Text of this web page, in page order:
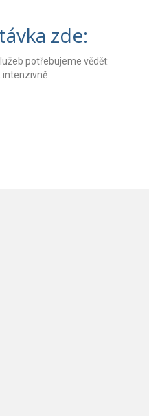
zde:
potřebujeme vědět:
intenzivně